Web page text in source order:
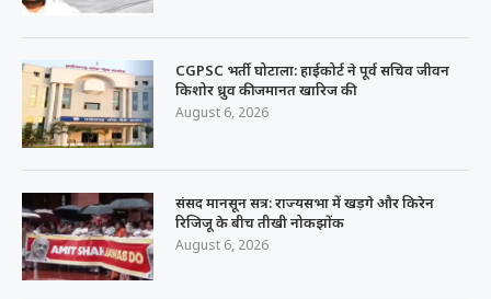
CGPSC भर्ती घोटाला: हाईकोर्ट ने पूर्व सचिव जीवन
किशोर ध्रुव की जमानत खारिज की
August 6, 2026
संसद मानसून सत्र: राज्यसभा में खड़गे और किरेन
रिजिजू के बीच तीखी नोकझोंक
August 6, 2026